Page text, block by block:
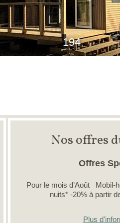
194
Nos offres
Offres
Pour le mois d’Août
nuits* -20% à partir
Plus